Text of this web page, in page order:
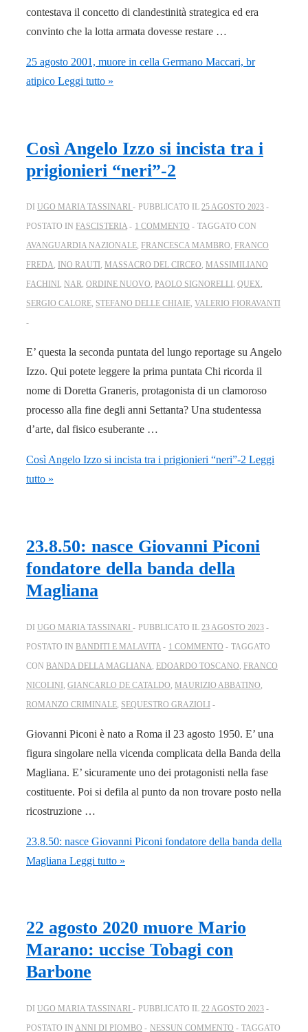
contestava il concetto di clandestinità strategica ed era
convinto che la lotta armata dovesse restare …
25 agosto 2001, muore in cella Germano Maccari, br
atipico Leggi tutto »
Così Angelo Izzo si incista tra i
prigionieri “neri”-2
DI UGO MARIA TASSINARI PUBBLICATO IL 25 AGOSTO 2023
POSTATO IN FASCISTERIA 1 COMMENTO
TAGGATO CON
AVANGUARDIA NAZIONALE, FRANCESCA MAMBRO, FRANCO
FREDA, INO RAUTI , MASSACRO DEL CIRCEO, MASSIMILIANO
FACHINI , NAR, ORDINE NUOVO, PAOLO SIGNORELLI , QUEX,
SERGIO CALORE, STEFANO DELLE CHIAIE, VALERIO FIORAVANTI
E’ questa la seconda puntata del lungo reportage su Angelo
Izzo. Qui potete leggere la prima puntata Chi ricorda il
nome di Doretta Graneris, protagonista di un clamoroso
processo alla fine degli anni Settanta? Una studentessa
d’arte, dal fisico esuberante …
Così Angelo Izzo si incista tra i prigionieri “neri”-2 Leggi
tutto »
23.8.50: nasce Giovanni Piconi
fondatore della banda della
Magliana
DI UGO MARIA TASSINARI PUBBLICATO IL 23 AGOSTO 2023
POSTATO IN BANDITI E MALAVITA 1 COMMENTO
TAGGATO
CON BANDA DELLA MAGLIANA EDOARDO TOSCANO FRANCO
NICOLINI GIANCARLO DE CATALDO MAURIZIO ABBATINO
ROMANZO CRIMINALE SEQUESTRO GRAZIOLI
Giovanni Piconi è nato a Roma il 23 agosto 1950. E’ una
figura singolare nella vicenda complicata della Banda della
Magliana. E’ sicuramente uno dei protagonisti nella fase
costituente. Poi si defila al punto da non trovare posto nella
ricostruzione …
23.8.50: nasce Giovanni Piconi fondatore della banda della
Magliana Leggi tutto »
22 agosto 2020 muore Mario
Marano: uccise Tobagi con
Barbone
DI UGO MARIA TASSINARI PUBBLICATO IL 22 AGOSTO 2023
POSTATO IN ANNI DI PIOMBO NESSUN COMMENTO TAGGATO